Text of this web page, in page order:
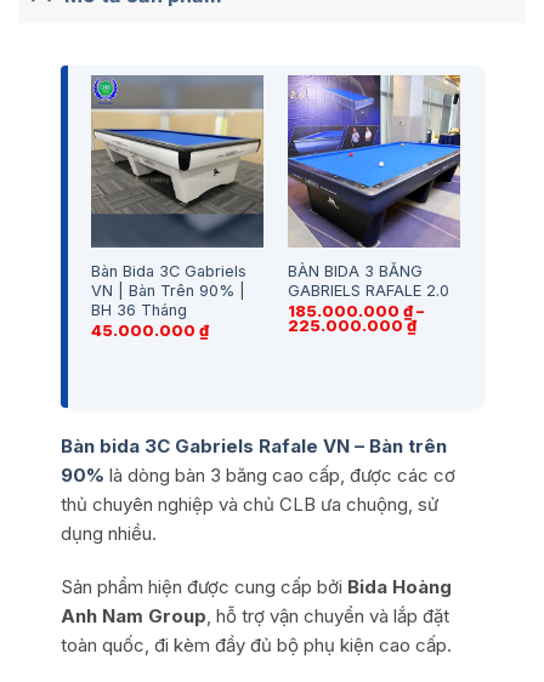
Bàn Bida 3C Gabriels
VN | Bàn Trên 90% |
BH 36 Tháng
45.000.000₫
BÀN BIDA 3 BĂNG
GABRIELS RAFALE 2.0
185.000.000 ₫ –
225.000.000₫Khoảng
giá:
Bàn bida 3C Gabriels Rafale VN – Bàn trên
90% là dòng bàn 3 băng cao cấp, được các cơ
thủ chuyên nghiệp và chủ CLB ưa chuộng, sử
dụng nhiều.
Sản phẩm hiện được cung cấp bởi Bida Hoàng
Anh Nam Group, hỗ trợ vận chuyển và lắp đặt
toàn quốc, đi kèm đầy đủ bộ phụ kiện cao cấp.